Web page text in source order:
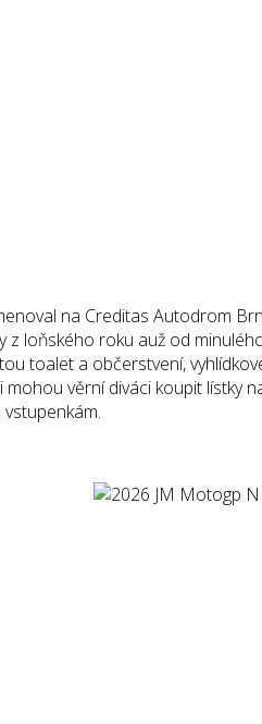
na Creditas Autodrom
z loňského roku auž od
toalet a občerstvení,
věrní diváci koupit